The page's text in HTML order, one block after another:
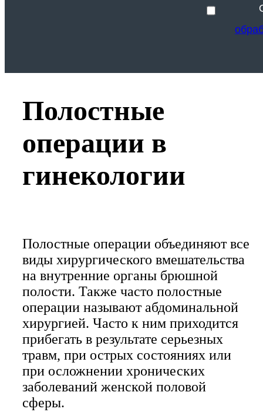
Полостные
операции в
гинекологии
Полостные операции объединяют все
виды хирургического вмешательства
на внутренние органы брюшной
полости. Также часто полостные
операции называют абдоминальной
хирургией. Часто к ним приходится
прибегать в результате серьезных
травм, при острых состояниях или
при осложнении хронических
заболеваний женской половой
сферы.